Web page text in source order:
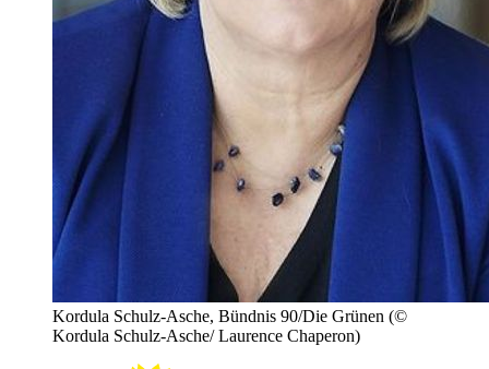
Kordula Schulz-Asche, Bündnis 90/Die Grünen (©
Kordula Schulz-Asche/ Laurence Chaperon)